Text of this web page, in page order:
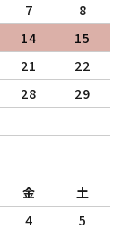
7
8
14
15
21
22
28
29
金
土
4
5